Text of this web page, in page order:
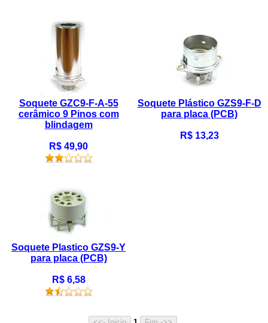
Soquete GZC9-F-A-55
cerâmico 9 Pinos com
blindagem
R$ 49,90
Soquete Plástico GZS9-F-D
para placa (PCB)
R$ 13,23
Soquete Plastico GZS9-Y
para placa (PCB)
R$ 6,58